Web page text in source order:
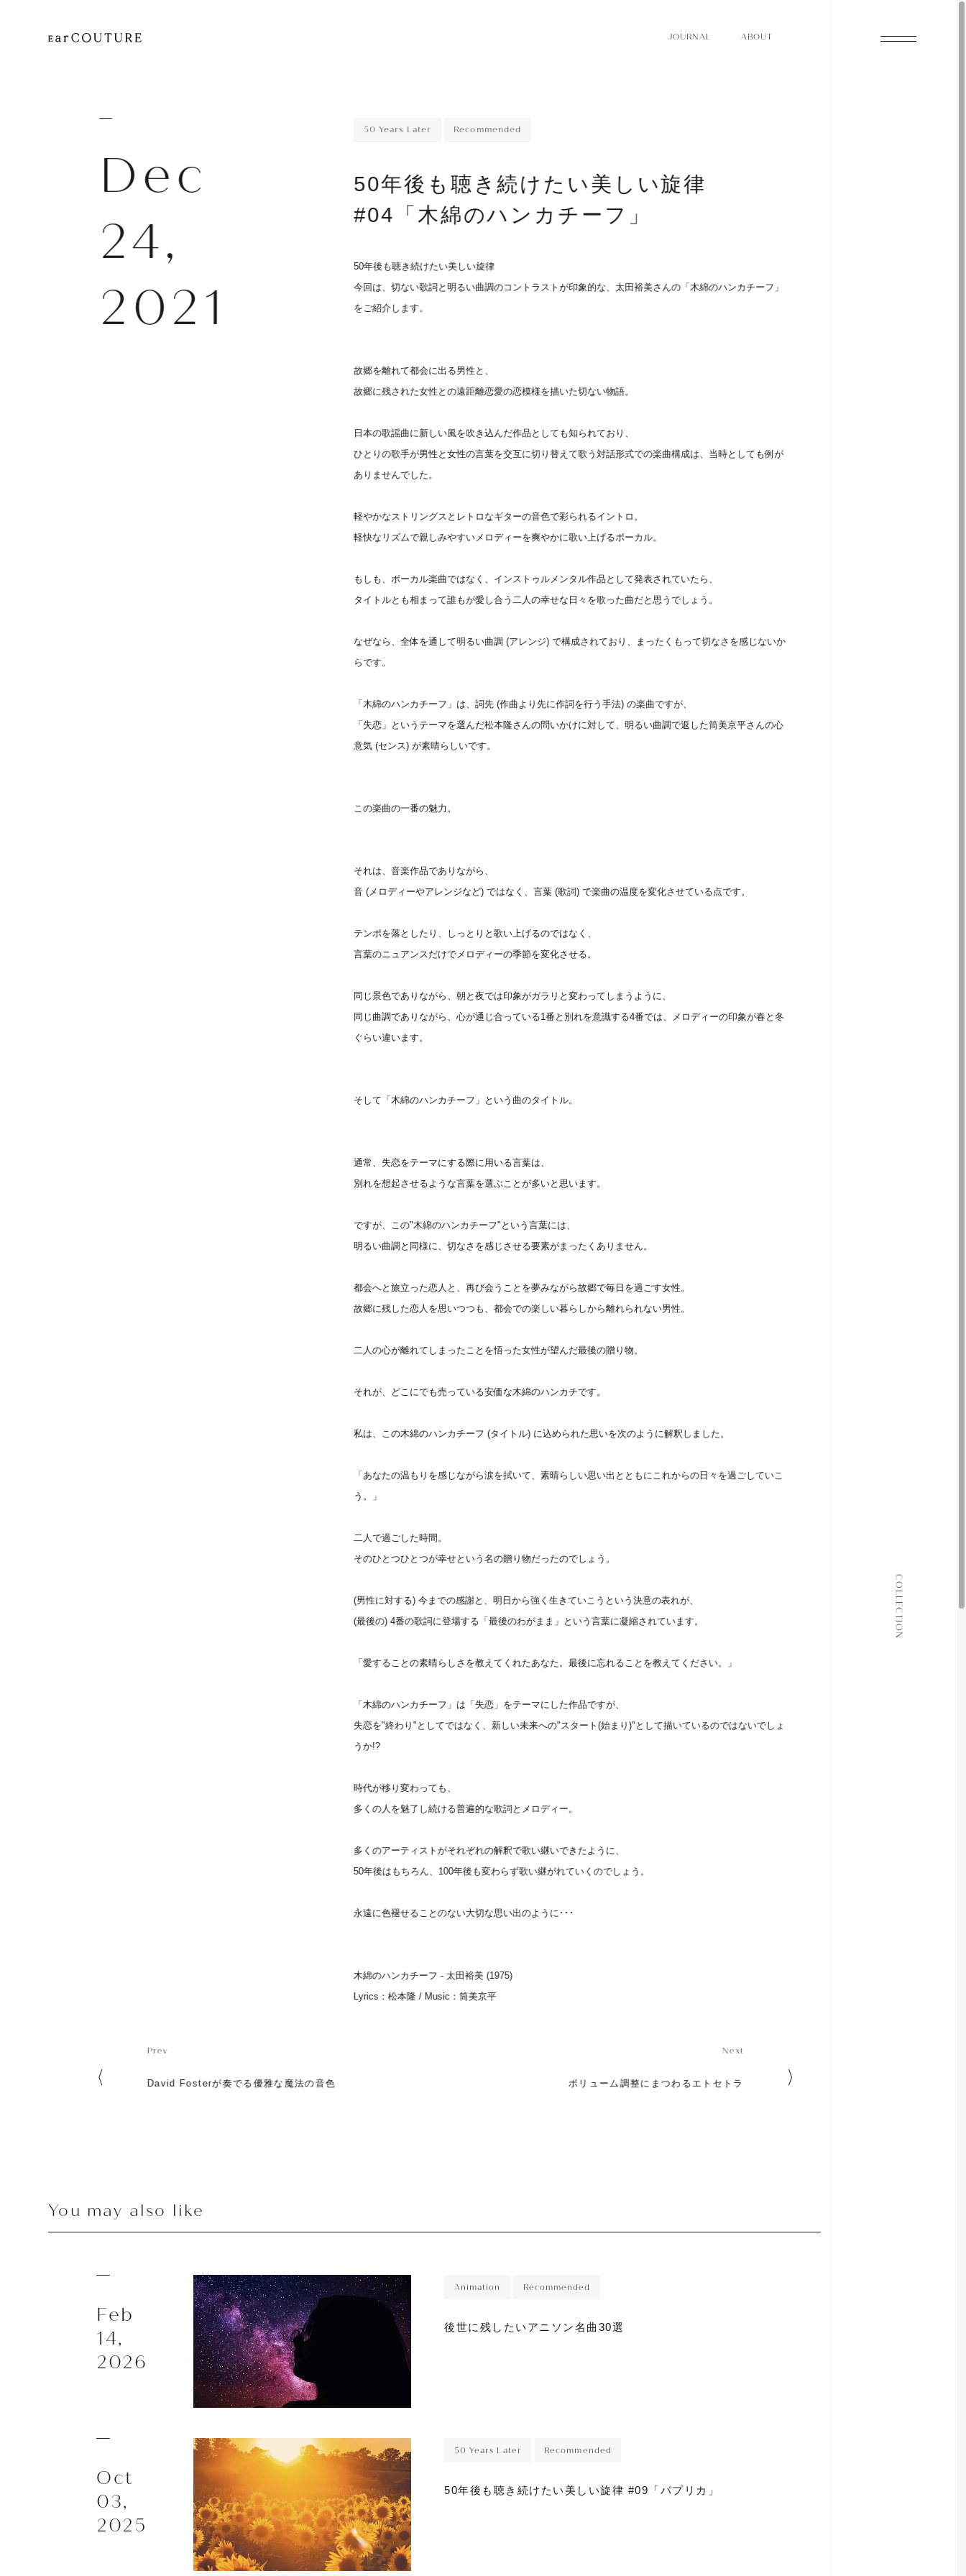
JOU RNA L
A BOUT
COLLECTION
EarPhone
HeadPhone
Accessory
EarPiece
ALL COLLECTIONS
JOURNAL
ABOUT
Dec
24,
2021
50 Years Later Recommended
50年後も聴き続けたい美しい旋律
#04「木綿のハンカチーフ」
50年後も聴き続けたい美しい旋律
今回は、切ない歌詞と明るい曲調のコントラストが印象的な、太田裕美さんの「木綿のハンカチーフ」
をご紹介します。
故郷を離れて都会に出る男性と、
故郷に残された女性との遠距離恋愛の恋模様を描いた切ない物語。
日本の歌謡曲に新しい風を吹き込んだ作品としても知られており、
ひとりの歌手が男性と女性の言葉を交互に切り替えて歌う対話形式での楽曲構成は、当時としても例が
ありませんでした。
軽やかなストリングスとレトロなギターの音色で彩られるイントロ。
軽快なリズムで親しみやすいメロディーを爽やかに歌い上げるボーカル。
もしも、ボーカル楽曲ではなく、インストゥルメンタル作品として発表されていたら、
タイトルとも相まって誰もが愛し合う二人の幸せな日々を歌った曲だと思うでしょう。
なぜなら、全体を通して明るい曲調 (アレンジ) で構成されており、まったくもって切なさを感じないか
らです。
「木綿のハンカチーフ」は、詞先 (作曲より先に作詞を行う手法) の楽曲ですが、
「失恋」というテーマを選んだ松本隆さんの問いかけに対して、明るい曲調で返した筒美京平さんの心
意気 (センス) が素晴らしいです。
この楽曲の一番の魅力。
それは、音楽作品でありながら、
音 (メロディーやアレンジなど) ではなく、言葉 (歌詞) で楽曲の温度を変化させている点です。
テンポを落としたり、しっとりと歌い上げるのではなく、
言葉のニュアンスだけでメロディーの季節を変化させる。
同じ景色でありながら、朝と夜では印象がガラリと変わってしまうように、
同じ曲調でありながら、心が通じ合っている1番と別れを意識する4番では、メロディーの印象が春と冬
ぐらい違います。
そして「木綿のハンカチーフ」という曲のタイトル。
通常、失恋をテーマにする際に用いる言葉は、
別れを想起させるような言葉を選ぶことが多いと思います。
ですが、この"木綿のハンカチーフ"という言葉には、
明るい曲調と同様に、切なさを感じさせる要素がまったくありません。
都会へと旅立った恋人と、再び会うことを夢みながら故郷で毎日を過ごす女性。
故郷に残した恋人を思いつつも、都会での楽しい暮らしから離れられない男性。
二人の心が離れてしまったことを悟った女性が望んだ最後の贈り物。
それが、どこにでも売っている安価な木綿のハンカチです。
私は、この木綿のハンカチーフ (タイトル) に込められた思いを次のように解釈しました。
「あなたの温もりを感じながら涙を拭いて、素晴らしい思い出とともにこれからの日々を過ごしていこ
う。」
二人で過ごした時間。
そのひとつひとつが幸せという名の贈り物だったのでしょう。
(男性に対する) 今までの感謝と、明日から強く生きていこうという決意の表れが、
(最後の) 4番の歌詞に登場する「最後のわがまま」という言葉に凝縮されています。
「愛することの素晴らしさを教えてくれたあなた。最後に忘れることを教えてください。」
「木綿のハンカチーフ」は「失恋」をテーマにした作品ですが、
失恋を"終わり"としてではなく、新しい未来への"スタート(始まり)"として描いているのではないでしょ
うか!?
時代が移り変わっても、
多くの人を魅了し続ける普遍的な歌詞とメロディー。
多くのアーティストがそれぞれの解釈で歌い継いできたように、
50年後はもちろん、100年後も変わらず歌い継がれていくのでしょう。
永遠に色褪せることのない大切な思い出のように･･･
木綿のハンカチーフ - 太田裕美 (1975)
Lyrics：松本隆 / Music：筒美京平
Prev
David Fosterが奏でる優雅な魔法の音色
Ne xt
ボリューム調整にまつわるエトセトラ
You may also like
Feb
14,
2026
Animation Recommended
後世に残したいアニソン名曲30選
Oct
03,
2025
50 Years Later Recommended
50年後も聴き続けたい美しい旋律 #09「パプリカ」